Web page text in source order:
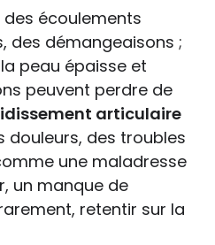
écoulements
des démangeaisons ;
peau épaisse et
peuvent perdre de
articulaire
douleurs, des troubles
une maladresse
un manque de
retentir sur la